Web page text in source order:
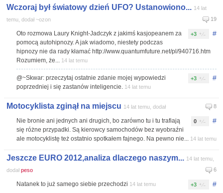
Wczoraj był światowy dzień UFO? Ustanowiono... 14 lat
temu, dodał ~ozon
19
#
+3
Oto rozmowa Laury Knight-Jadczyk z jakimś kasjopeanem za
pomocą autohipnozy. A jak wiadomo, niestety podczas
hipnozy nie da rady kłamać http://www.quantumfuture.net/pl/940716.htm
Rozumiem, że... 14 lat temu
#
+3
@~Skwar: przeczytaj ostatnie zdanie mojej wypowiedzi
poprzedniej i się zastanów inteligencie. 14 lat temu
Motocyklista zginął na miejscu 14 lat temu, dodał 8
#
0
Nie bronie ani jednych ani drugich, bo zarówno tu i tu trafiają
się różne przypadki. Są kierowcy samochodów bez wyobraźni
ale motocyklistę też ostatnio spotkałem fajnego. Na pewno nie... 14 lat temu
Jeszcze EURO 2012,analiza dlaczego naszym... 14 lat temu,
dodał peso 6
#
+3
Natanek to już samego siebie przechodzi 14 lat temu